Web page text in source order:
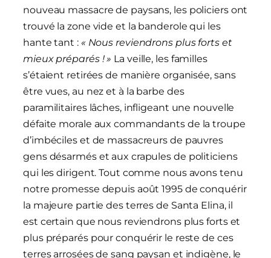
nouveau massacre de paysans, les policiers ont
trouvé la zone vide et la banderole qui les
hante tant : « Nous reviendrons plus forts et
mieux préparés ! » La veille, les familles
s’étaient retirées de manière organisée, sans
être vues, au nez et à la barbe des
paramilitaires lâches, infligeant une nouvelle
défaite morale aux commandants de la troupe
d’imbéciles et de massacreurs de pauvres
gens désarmés et aux crapules de politiciens
qui les dirigent. Tout comme nous avons tenu
notre promesse depuis août 1995 de conquérir
la majeure partie des terres de Santa Elina, il
est certain que nous reviendrons plus forts et
plus préparés pour conquérir le reste de ces
terres arrosées de sang paysan et indigène, le